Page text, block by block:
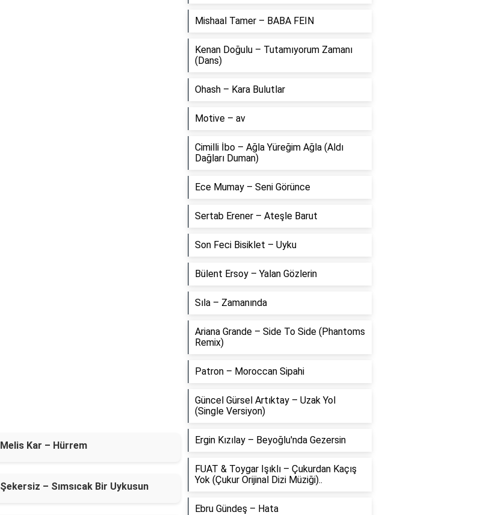
Melis Kar – Hürrem
Şekersiz – Sımsıcak Bir Uykusun
Mishaal Tamer – BABA FEIN
Kenan Doğulu – Tutamıyorum Zamanı
(Dans)
Ohash – Kara Bulutlar
Motive – av
Cimilli İbo – Ağla Yüreğim Ağla (Aldı
Dağları Duman)
Ece Mumay – Seni Görünce
Sertab Erener – Ateşle Barut
Son Feci Bisiklet – Uyku
Bülent Ersoy – Yalan Gözlerin
Sıla – Zamanında
Ariana Grande – Side To Side (Phantoms
Remix)
Patron – Moroccan Sipahi
Güncel Gürsel Artıktay – Uzak Yol
(Single Versiyon)
Ergin Kızılay – Beyoğlu'nda Gezersin
FUAT & Toygar Işıklı – Çukurdan Kaçış
Yok (Çukur Orijinal Dizi Müziği)..
Ebru Gündeş – Hata